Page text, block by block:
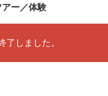
アー／体験
了しました。